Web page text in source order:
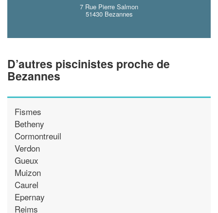
7 Rue Pierre Salmon
51430 Bezannes
D’autres piscinistes proche de
Bezannes
Fismes
Betheny
Cormontreuil
Verdon
Gueux
Muizon
Caurel
Epernay
Reims